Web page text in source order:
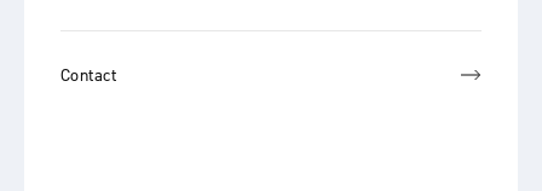
Contact